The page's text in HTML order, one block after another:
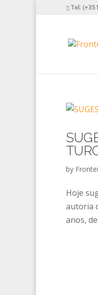
Tel:
by
Hoje
autoria
anos,